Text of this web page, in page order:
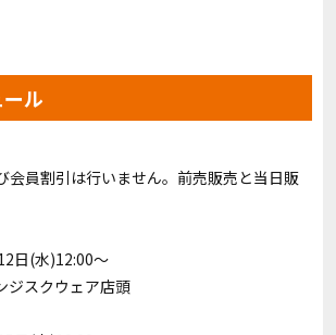
ル
会員割引は行いません。前売販売と当日販
日(水)12:00〜
ジスクウェア店頭